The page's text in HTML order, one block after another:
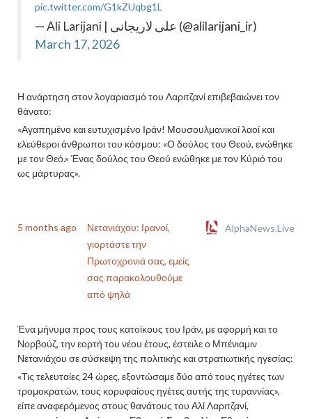
pic.twitter.com/G1kZUqbg1L
— Ali Larijani | علی لاریجانی (@alilarijani_ir)
March 17, 2026
Η ανάρτηση στον λογαριασμό του Λαριτζανί επιβεβαιώνει τον
θάνατο:
«Αγαπημένο και ευτυχισμένο Ιράν! Μουσουλμανικοί λαοί και
ελεύθεροι άνθρωποι του κόσμου: «Ο δούλος του Θεού, ενώθηκε
με τον Θεό.» Ένας δούλος του Θεού ενώθηκε με τον Κύριό του
ως μάρτυρας».
5 months ago
Νετανιάχου: Ιρανοί,
γιορτάστε την
Πρωτοχρονιά σας, εμείς
σας παρακολουθούμε
από ψηλά
AlphaNews.Live
Ένα μήνυμα προς τους κατοίκους του Ιράν, με αφορμή και το
Νορβούζ, την εορτή του νέου έτους, έστειλε ο Μπένιαμιν
Νετανιάχου σε σύσκεψη της πολιτικής και στρατιωτικής ηγεσίας:
«Τις τελευταίες 24 ώρες, εξοντώσαμε δύο από τους ηγέτες των
τρομοκρατών, τους κορυφαίους ηγέτες αυτής της τυραννίας»,
είπε αναφερόμενος στους θανάτους του Αλί Λαριτζανί,